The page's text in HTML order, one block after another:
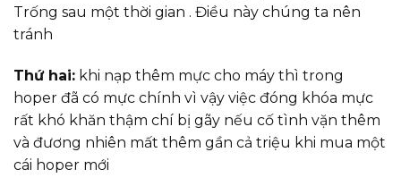
Trống sau một thời gian . Điều này chúng ta nên
tránh
Thứ hai: khi nạp thêm mực cho máy thì trong
hoper đã có mực chính vì vậy việc đóng khóa mực
rất khó khăn thậm chí bị gãy nếu cố tình vặn thêm
và đương nhiên mất thêm gần cả triệu khi mua một
cái hoper mới